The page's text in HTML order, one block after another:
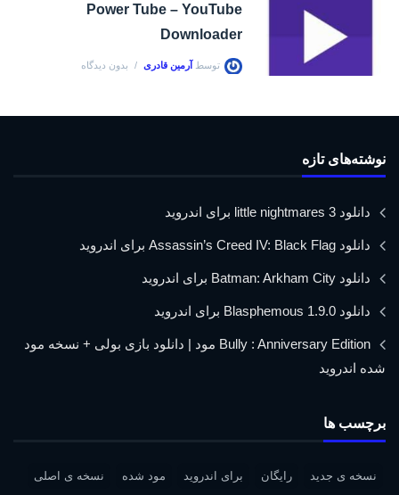
Power Tube – YouTube
Downloader
توسط آرمین قادری بدون دیدگاه
نوشته‌های تازه
دانلود little nightmares 3 برای اندروید
دانلود Assassin’s Creed IV: Black Flag برای اندروید
دانلود Batman: Arkham City برای اندروید
دانلود Blasphemous 1.9.0 برای اندروید
Bully : Anniversary Edition مود | دانلود بازی بولی + نسخه مود
شده اندروید
برچسب ها
نسخه ی جدید رایگان برای اندروید مود شده نسخه ی اصلی